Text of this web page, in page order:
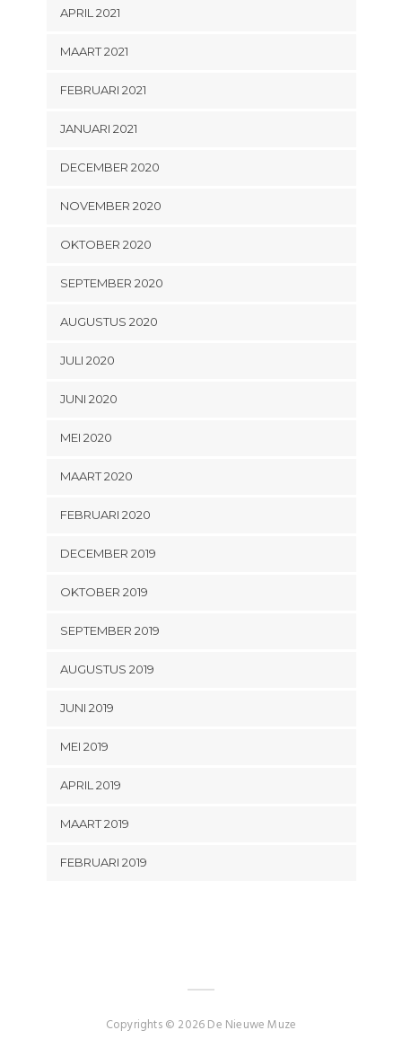
APRIL 2021
MAART 2021
FEBRUARI 2021
JANUARI 2021
DECEMBER 2020
NOVEMBER 2020
OKTOBER 2020
SEPTEMBER 2020
AUGUSTUS 2020
JULI 2020
JUNI 2020
MEI 2020
MAART 2020
FEBRUARI 2020
DECEMBER 2019
OKTOBER 2019
SEPTEMBER 2019
AUGUSTUS 2019
JUNI 2019
MEI 2019
APRIL 2019
MAART 2019
FEBRUARI 2019
Copyrights © 2026 De Nieuwe Muze